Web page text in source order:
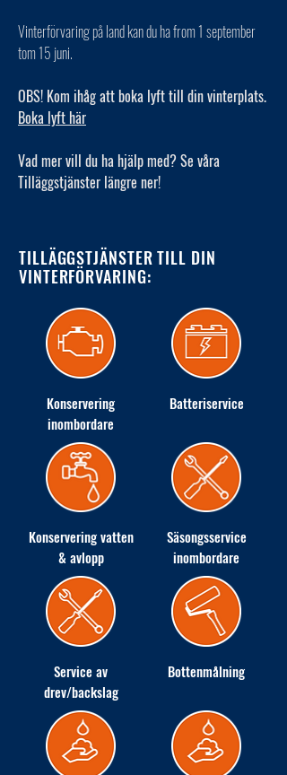
Vinterförvaring på land kan du ha from 1 september
tom 15 juni.
OBS! Kom ihåg att boka lyft till din vinterplats.
Boka lyft här
Vad mer vill du ha hjälp med? Se våra
Tilläggstjänster längre ner!
TILLÄGGSTJÄNSTER TILL DIN
VINTERFÖRVARING:
Konservering
inombordare
Batteriservice
Konservering vatten
& avlopp
Säsongsservice
inombordare
Service av
drev/backslag
Bottenmålning